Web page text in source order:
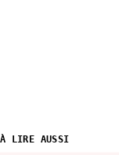
À LIRE AUSSI